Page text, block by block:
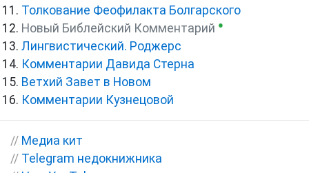
Толкование Феофилакта Болгарского
Новый Библейский Комментарий ●
Лингвистический. Роджерс
Комментарии Давида Стерна
Ветхий Завет в Новом
Комментарии Кузнецовой
// Медиа кит
// Telegram недокнижника